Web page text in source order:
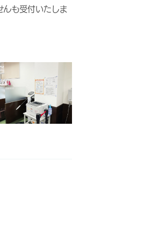
んも受付いたしま